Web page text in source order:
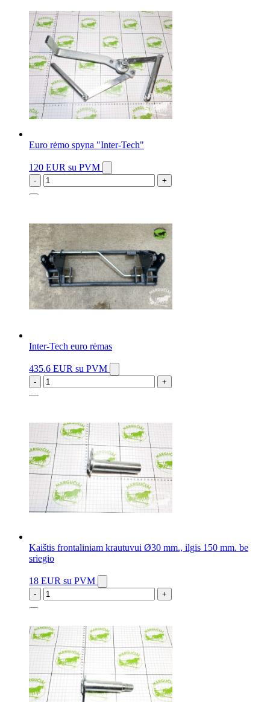
Euro rėmo spyna "Inter-Tech"
120 EUR su PVM
- +
Inter-Tech euro rėmas
435.6 EUR su PVM
- +
Kaištis frontaliniam krautuvui Ø30 mm., ilgis 150 mm. be
sriegio
18 EUR su PVM
- +